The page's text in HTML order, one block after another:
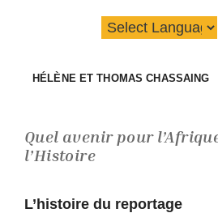
HÉLÈNE ET THOMAS CHASSAING
Quel avenir pour
l’Histoire
L’histoire du reportage